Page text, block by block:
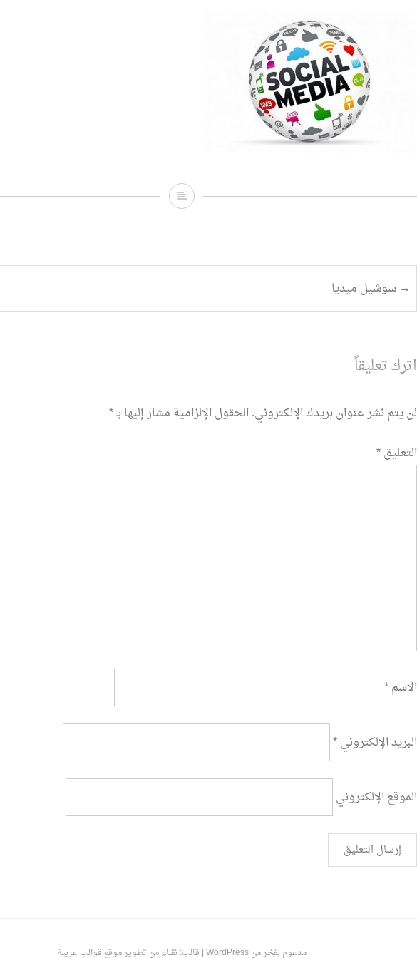
سوشيل_ميديا
تصفح
المقالة
→ سوشيل ميديا
اترك تعليقاً
لن يتم نشر عنوان بريدك الإلكتروني. الحقول الإلزامية مشار إليها بـ*
التعليق*
الاسم*
البريد الإلكتروني*
الموقع الإلكتروني
مدعوم بفخر من WordPress | قالب: نقـــاء من تطويرموقع قوالب عربية